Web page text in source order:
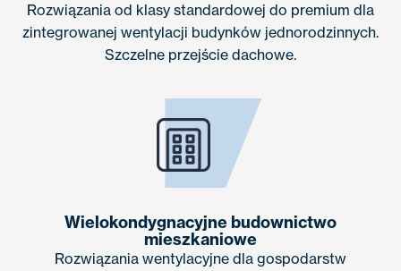
Rozwiązania od klasy standardowej do premium dla
zintegrowanej wentylacji budynków jednorodzinnych.
Szczelne przejście dachowe.
Wielokondygnacyjne budownictwo
mieszkaniowe
Rozwiązania wentylacyjne dla gospodarstw